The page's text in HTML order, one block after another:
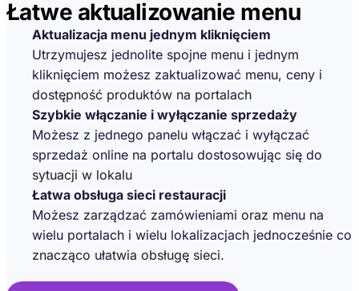
Łatwe aktualizowanie menu
Aktualizacja menu jednym kliknięciem
Utrzymujesz jednolite spojne menu i jednym
kliknięciem możesz zaktualizować menu, ceny i
dostępność produktów na portalach
Szybkie włączanie i wyłączanie sprzedaży
Możesz z jednego panelu włączać i wyłączać
sprzedaż online na portalu dostosowując się do
sytuacji w lokalu
Łatwa obsługa sieci restauracji
Możesz zarządzać zamówieniami oraz menu na
wielu portalach i wielu lokalizacjach jednocześnie co
znacząco ułatwia obsługę sieci.